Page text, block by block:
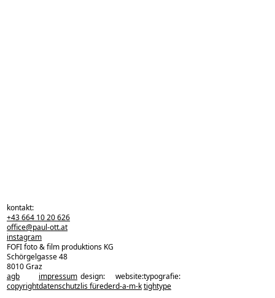
zurück zu den projekten
kontakt:
+43 664 10 20 626
office@paul-ott.at
instagram
FOFI foto & film produktions KG
Schörgelgasse 48
8010 Graz
agb
copyright
impressum
datenschutz
design:
lis füreder
website:
d-a-m-k
typografie:
tightype